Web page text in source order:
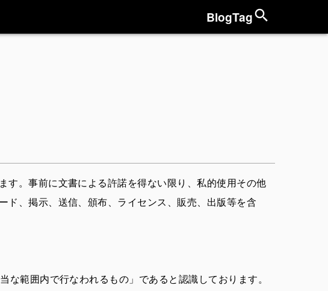
BlogTag
。事前に文書による許諾を得ない限り、私的使用その他
、掲示、送信、頒布、ライセンス、販売、出版等を含
範囲内で行なわれるもの」であると認識しております。